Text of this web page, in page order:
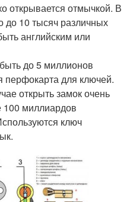
открывается отмычкой. В
до 10 тысяч различных
английским или
до 5 миллионов
перфокарта для ключей.
открыть замок очень
100 миллиардов
ключ